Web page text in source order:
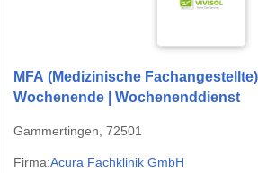
MFA (Medizinische
Wochenende | Wochenenddienst
Gammertingen, 72501
Firma:Acura Fachklinik GmbH